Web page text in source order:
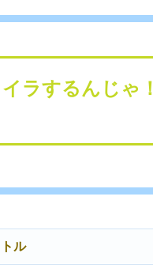
ラするんじゃ！
ル